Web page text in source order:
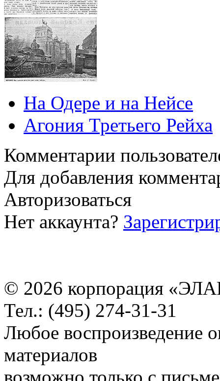
На Одере и на Нейсе
Агония Третьего Рейха
Комментарии
Для добавления
Авторизоваться
Нет аккаунта?
© 2026 корпорация
Тел.: (495) 274-31-31
Любое воспроизведение
материалов